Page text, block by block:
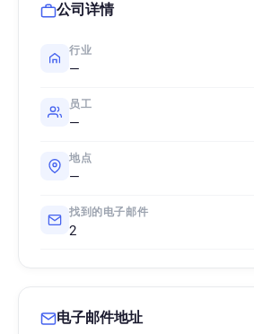
公司详情
行业
—
员工
—
地点
—
找到的电子邮件
2
电子邮件地址